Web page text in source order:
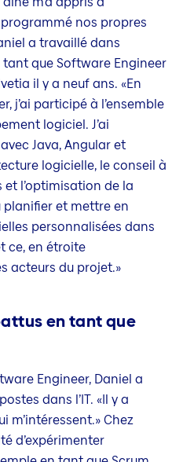
nos propres
a travaillé dans
que Software Engineer
il y a neuf ans. «En
j’ai participé à l’ensemble
logiciel. J’ai
Java, Angular et
logicielle, le conseil à
l’optimisation de la
planifier et mettre en
personnalisées dans
ce, en étroite
acteurs du projet.»
en tant que
Engineer, Daniel a
dans l’IT. «Il y a
m’intéressent.» Chez
d’expérimenter